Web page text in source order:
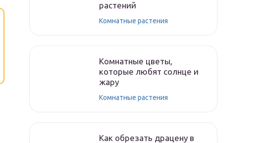
растений
Комнатные растения
Комнатные цветы,
которые любят солнце и
жару
Комнатные растения
Как обрезать драцену в